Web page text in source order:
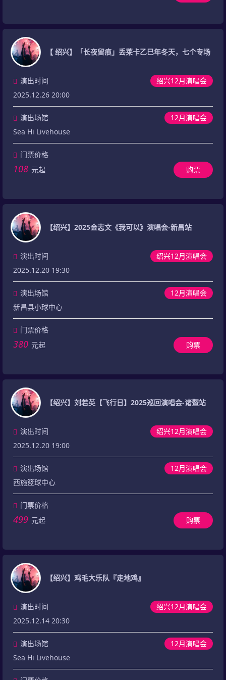
【 绍兴】「长夜留痕」丢莱卡乙巳年冬天，七个专场
绍兴12月演唱会
演出时间
2025.12.26 20:00
12月演唱会
演出场馆
Sea Hi Livehouse
门票价格
108 元起 购票
【绍兴】2025金志文《我可以》演唱会-新昌站
绍兴12月演唱会
演出时间
2025.12.20 19:30
12月演唱会
演出场馆
新昌县小球中心
门票价格
380 元起 购票
【绍兴】刘若英【飞行日】2025巡回演唱会-诸暨站
绍兴12月演唱会
演出时间
2025.12.20 19:00
12月演唱会
演出场馆
西施篮球中心
门票价格
499 元起 购票
【绍兴】鸡毛大乐队『走地鸡』
绍兴12月演唱会
演出时间
2025.12.14 20:30
12月演唱会
演出场馆
Sea Hi Livehouse